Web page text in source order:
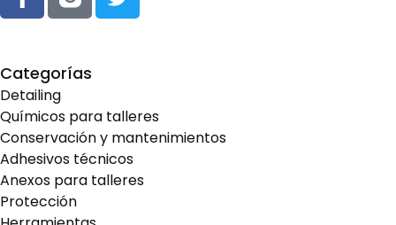
Categorías
Detailing
Químicos para talleres
Conservación y mantenimientos
Adhesivos técnicos
Anexos para talleres
Protección